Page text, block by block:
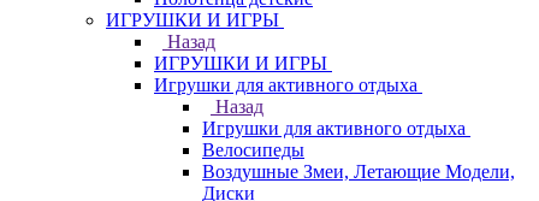
ИГРУШКИ И ИГРЫ
Назад
ИГРУШКИ И ИГРЫ
Игрушки для активного отдыха
Назад
Игрушки для активного отдыха
Велосипеды
Воздушные Змеи, Летающие Модели,
Диски